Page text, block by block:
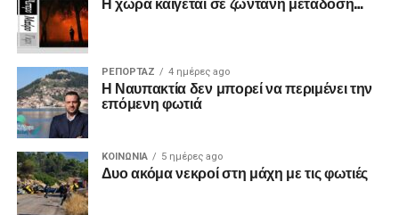
ΡΕΠΟΡΤΑΖ 4 ημέρες ago
Η Ναυπακτία δεν μπορεί να περιμένει την
επόμενη φωτιά
ΚΟΙΝΩΝΙΑ 5 ημέρες ago
Δυο ακόμα νεκροί στη μάχη με τις φωτιές